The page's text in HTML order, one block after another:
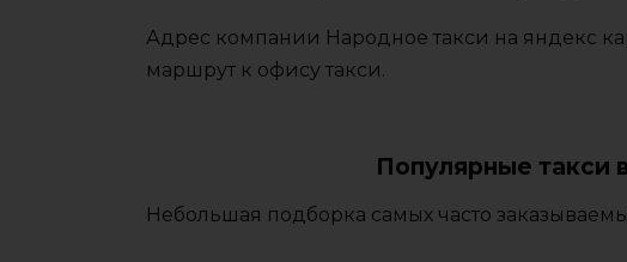
Адрес компании Народное такси на яндекс
маршрут к офису такси.
Популярные такси
Небольшая подборка самых часто